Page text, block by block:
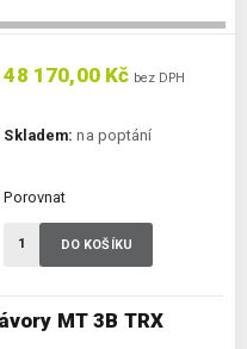
MT 3B TRX
48 170,00 Kč bez DPH
Skladem: na poptání
Porovnat
DO KOŠÍKU